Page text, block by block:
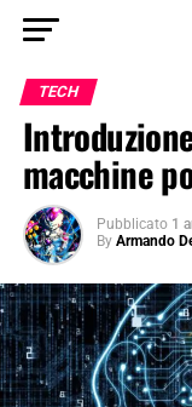
TECH
macchine
Pubblicato 1
By Armando